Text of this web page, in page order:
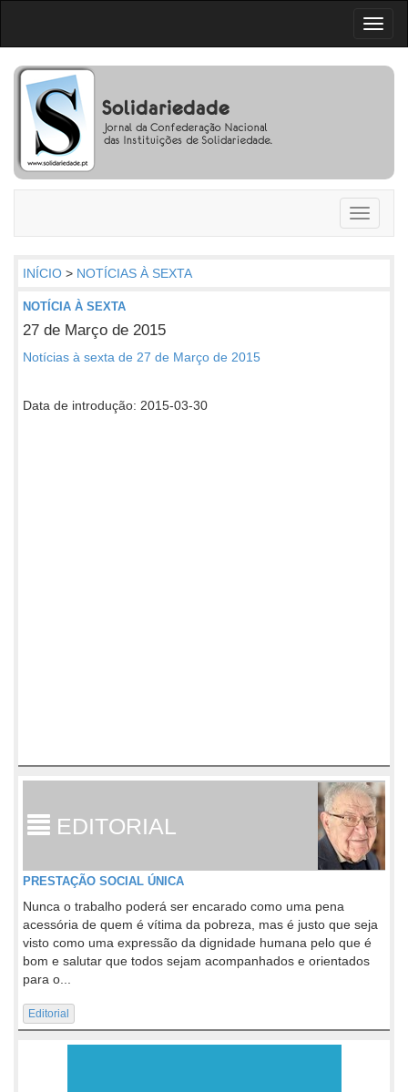
Toggle
INÍCIO > NOTÍCIAS À SEXTA
NOTÍCIA À SEXTA
27 de Março de 2015
Notícias à sexta de 27 de Março de 2015
Data de introdução: 2015-03-30
EDITORIAL
PRESTAÇÃO SOCIAL ÚNICA
Nunca o trabalho poderá ser encarado como uma pena
acessória de quem é vítima da pobreza, mas é justo que seja
visto como uma expressão da dignidade humana pelo que é
bom e salutar que todos sejam acompanhados e orientados
para o...
Editorial